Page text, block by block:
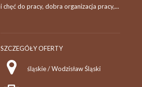
i chęć do pracy, dobra organizacja pracy,...
SZCZEGÓŁY OFERTY
śląskie / Wodzisław Śląski